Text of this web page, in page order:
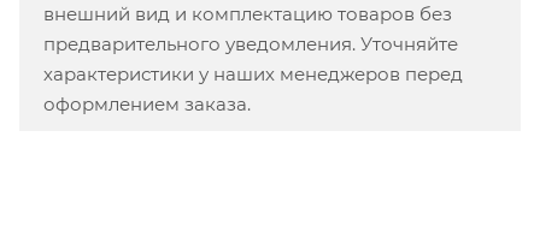
внешний вид и комплектацию товаров без
предварительного уведомления. Уточняйте
характеристики у наших менеджеров перед
оформлением заказа.